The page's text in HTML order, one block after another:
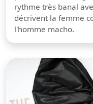
rythme très banal
décrivent la femme
l'homme macho.